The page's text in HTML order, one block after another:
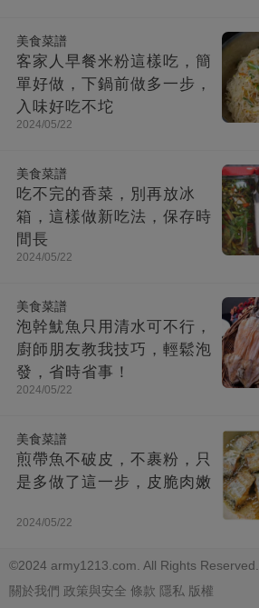
美食菜譜
客家人早餐米粉這樣吃，簡
單好做，下鍋前做多一步，
入味好吃不坨
2024/05/22
美食菜譜
吃不完的香菜，別再放冰
箱，這樣做新吃法，保存時
間長
2024/05/22
美食菜譜
泡幹魷魚只用清水可不行，
廚師朋友教我技巧，輕鬆泡
發，省時省事！
2024/05/22
美食菜譜
煎帶魚不破皮，不裹粉，只
是多做了這一步，皮脆肉嫩
2024/05/22
©2024 army1213.com. All Rights Reserved.
關於我們 政策與安全 條款 隱私 版權